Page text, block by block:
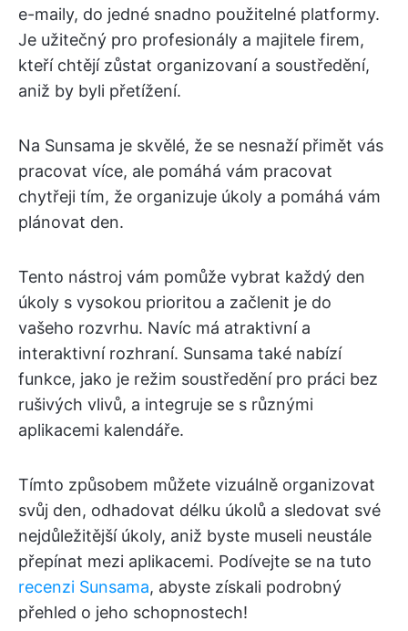
e-maily, do jedné snadno použitelné platformy.
Je užitečný pro profesionály a majitele firem,
kteří chtějí zůstat organizovaní a soustředění,
aniž by byli přetížení.
Na Sunsama je skvělé, že se nesnaží přimět vás
pracovat více, ale pomáhá vám pracovat
chytřeji tím, že organizuje úkoly a pomáhá vám
plánovat den.
Tento nástroj vám pomůže vybrat každý den
úkoly s vysokou prioritou a začlenit je do
vašeho rozvrhu. Navíc má atraktivní a
interaktivní rozhraní. Sunsama také nabízí
funkce, jako je režim soustředění pro práci bez
rušivých vlivů, a integruje se s různými
aplikacemi kalendáře.
Tímto způsobem můžete vizuálně organizovat
svůj den, odhadovat délku úkolů a sledovat své
nejdůležitější úkoly, aniž byste museli neustále
přepínat mezi aplikacemi. Podívejte se na tuto
recenzi Sunsama, abyste získali podrobný
přehled o jeho schopnostech!